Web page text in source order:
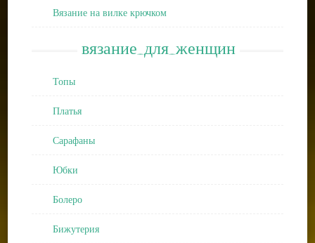
Вязание на вилке крючком
вязание_для_женщин
Топы
Платья
Сарафаны
Юбки
Болеро
Бижутерия